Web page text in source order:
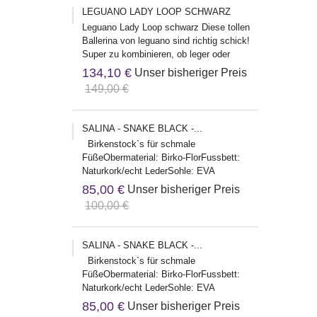
LEGUANO LADY LOOP SCHWARZ
Leguano Lady Loop schwarz Diese tollen
Ballerina von leguano sind richtig schick!
Super zu kombinieren, ob leger oder
klassisch, die passen...
134,10 € Unser bisheriger Preis
149,00 €
SALINA - SNAKE BLACK -...
Birkenstock`s für schmale
FüßeObermaterial: Birko-FlorFussbett:
Naturkork/echt LederSohle: EVA
Herstelleradresse:Birkenstock Global
Sales...
85,00 € Unser bisheriger Preis
100,00 €
SALINA - SNAKE BLACK -...
Birkenstock`s für schmale
FüßeObermaterial: Birko-FlorFussbett:
Naturkork/echt LederSohle: EVA
Herstelleradresse:Birkenstock Global
Sales...
85,00 € Unser bisheriger Preis